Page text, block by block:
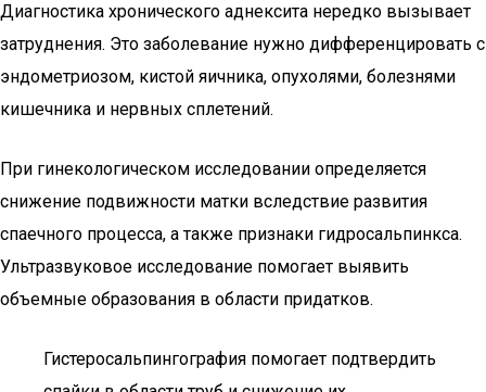
Диагностика хронического аднексита нередко вызывает
затруднения. Это заболевание нужно дифференцировать с
эндометриозом, кистой яичника, опухолями, болезнями
кишечника и нервных сплетений.
При гинекологическом исследовании определяется
снижение подвижности матки вследствие развития
спаечного процесса, а также признаки гидросальпинкса.
Ультразвуковое исследование помогает выявить
объемные образования в области придатков.
Гистеросальпингография помогает подтвердить